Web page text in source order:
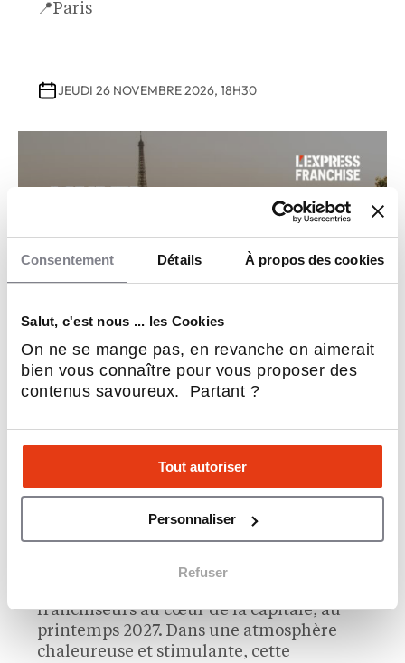
Consentement Détails À propos des cookies
Salut, c'est nous ... les Cookies
On ne se mange pas, en revanche on aimerait
bien vous connaître pour vous proposer des
contenus savoureux. Partant ?
Tout autoriser
Personnaliser
Refuser
📍Paris
JEUDI 26 NOVEMBRE 2026, 18H30
FRANCHISE SUMMIT
JO de Paris 2024 sur la Seine, l’Express
moment fort lors d’un après-midi unique
franchiseurs au cœur de la capitale, au
printemps 2027. Dans une atmosphère
chaleureuse et stimulante, cette